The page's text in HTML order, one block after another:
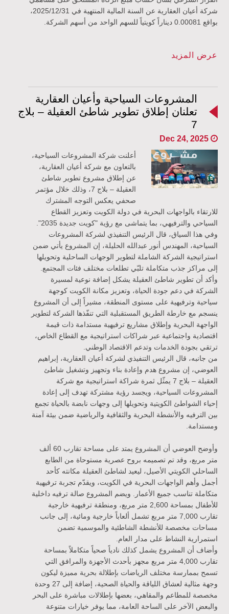
شركة أعيان العقارية عن السنة المالية المنتهية في 2025/12/31،
بواقع 0.00081 ديناراً كويتياً للسهم الواحد من أسهم الشركة
عرض المزيد
المشروعات السياحية وأعيان العقارية
تعلنان إطلاق تطوير شاطئ العقيلة – بلاج
7
Dec 24, 2025
أعلنت شركة المشروعات السياحية،
بالتعاون مع شركة أعيان العقارية،
عن إطلاق مشروع تطوير شاطئ
العقيلة – بلاج 7، وذلك خلال مؤتمر
صحفي يعكس التوجه المشترك
للارتقاء بالواجهات البحرية في دولة الكويت وتعزيز القطاع
السياحي والترفيهي، بما يتماشى مع رؤية "كويت جديدة 2035".
وفي هذا السياق، قال الرئيس التنفيذي لشركة المشروعات
السياحية، المهندس أنور عبدالله الحليلة، إن المشروع يأتي ضمن
استراتيجية الشركة الشاملة لتطوير الوجهات الساحلية وتحويلها
إلى مراكز جذب متكاملة تلبّي تطلعات مختلف فئات المجتمع.
وأكد أن تطوير شاطئ العقيلة يشكل إضافة نوعية لمسيرة
الشركة في دعم جودة الحياة، وتعزيز مكانة الكويت كوجهة
سياحية وترفيهية على مستوى المنطقة، مشيراً إلى أن المشروع
ينسجم مع خارطة الطريق المستقبلية التي تنفّذها الشركة لتطوير
الواجهة البحرية وإطلاق مشاريع ترفيهية مستدامة ذات قيمة
اقتصادية واجتماعية عبر شراكات استراتيجية مع القطاع الخاص،
ترتقي بجودة الخدمات وتدعم الاقتصاد الوطني.
من جانبه، قال الرئيس التنفيذي لشركة أعيان العقارية، إبراهيم
العوضي، إن مشروع هدم وإعادة بناء وتجهيز وتشغيل شاطئ
العقيلة – بلاج 7 يمثّل ثمرة شراكة استراتيجية مع شركة
المشروعات السياحية، ويجسد رؤية مشتركة تهدف إلى إعادة
إحياء الشواطئ الكويتية وتحويلها إلى وجهات نابضة بالحياة تجمع
بين الترفيه والأنشطة البحرية والثقافية والرياضية ضمن بيئة آمنة
ومستدامة.
وأوضح العوضي أن المشروع يمتد على مساحة تقارب 60 ألف
متر مربع، وقد تم تصميمه بروح عصرية مستوحاة من الطابع
الساحلي الكويتي الأصيل، ليعيد لشاطئ العقيلة مكانته كأحد
أجمل وأهم الواجهات البحرية في الكويت، ويقدّم تجربة ترفيهية
متكاملة تناسب جميع الأعمار. ويضم المشروع صالة ترفيه داخلية
للأطفال بمساحة 2,600 متر مربع، ومنطقة ترفيهية خارجية
تقارب 7,000 متر مربع تشمل ألعاباً خارجية ومائية، إلى جانب
مساحات مخصصة للأنشطة الشاطئية والموسمية تضمن
استمرارية النشاط على مدار العام
وأضاف أن المشروع يشمل كذلك نادياً صحياً متكاملاً بمساحة
تقارب 4,000 متر مربع مجهز بأحدث الأجهزة والمرافق التي
تسمح بممارسة مختلف الرياضات بإطلالة بحرية مميزة ليكون
وجهة مثالية لعشاق اللياقة والحياة الصحية، إضافة إلى 27 وحدة
مخصصة للمطاعم والمقاهي، بعضها بإطلالات مباشرة على البحر
والبعض الآخر على الساحة العامة، مما يوفر خيارات متنوعة